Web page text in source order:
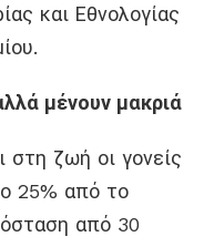
και Εθνολογίας
μένουν μακριά
στη ζωή οι γονείς
25% από το
από 30